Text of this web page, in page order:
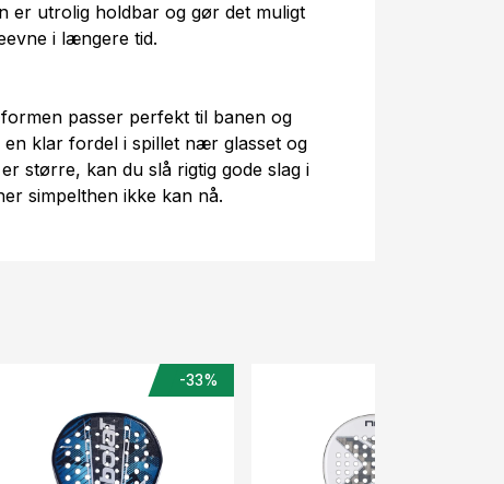
er utrolig holdbar og gør det muligt
i længere tid.
passer perfekt til banen og
klar fordel i spillet nær glasset og
større, kan du slå rigtig gode slag i
simpelthen ikke kan nå.
-33%